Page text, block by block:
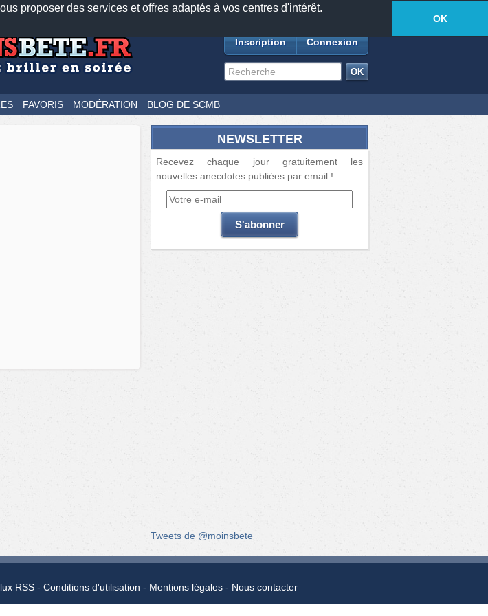
proposer des services et offres adaptés à vos centres d'intérêt.
OK
Newsletter Facebook
TwitterFeeds18881anecdotes-481lecteurs connectés
Inscription Connexion
FAVORIS MODÉRATION BLOG DE SCMB
NEWSLETTER
Recevez chaque jour gratuitement les
nouvelles anecdotes publiées par email !
Tweets de @moinsbete
RSS Conditions d'utilisation Mentions légales Nous contacter